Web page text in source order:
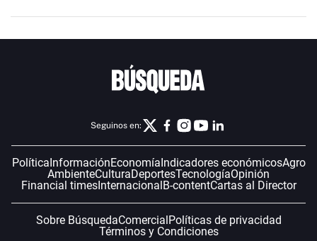
Seguinos en:
Política InformaciónEconomía Indicadores económicosAgro
AmbienteCulturaDeportesTecnologíaOpinión
Financial timesInternacional B-contentCartas al Director
Sobre BúsquedaComercial Políticas de privacidad
Términos y Condiciones